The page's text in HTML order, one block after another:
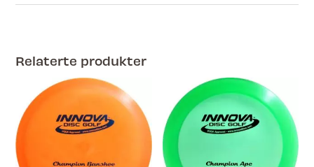
Relaterte produkter